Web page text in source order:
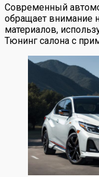
Современный
обращает внимание
материалов,
Тюнинг салона с